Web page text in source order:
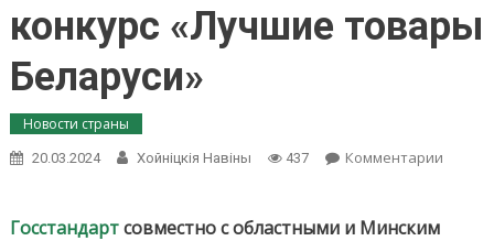
конкурс «Лучшие товары
Беларуси»
Новости страны
20.03.2024 Хойнiцкiя Навiны 437 Комментарииon
Госстандартсовместно с областными и Минским